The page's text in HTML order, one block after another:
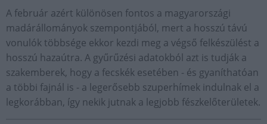
A február azért különösen fontos a magyarországi
madárállományok szempontjából, mert a hosszú távú
vonulók többsége ekkor kezdi meg a végső felkészülést a
hosszú hazaútra. A gyűrűzési adatokból azt is tudják a
szakemberek, hogy a fecskék esetében - és gyaníthatóan
a többi fajnál is - a legerősebb szuperhímek indulnak el a
legkorábban, így nekik jutnak a legjobb fészkelőterületek.